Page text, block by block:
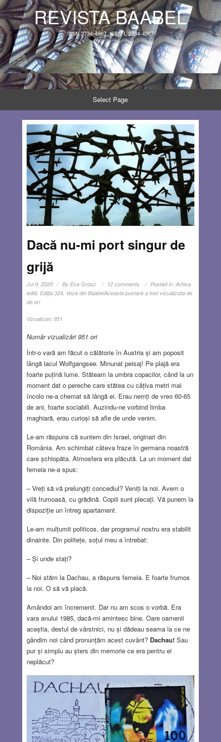
REVISTA BAABEL
ISSN 2734-4967, ISSN-L 2734-4967
Select Page
Dacă nu-mi port singur de
grijă
Jul 9, 2020 By Eva Grosz 12 comments Posted in: Arhiva
editii, Ediţia 324, Voce din BaabelAceasta postare a fost vizualizata de
de ori
Vizualizari: 951
Număr vizualizări 951 ori
Într-o vară am făcut o călătorie în Austria și am poposit
lângă lacul Wolfgangsee. Minunat peisaj! Pe plajă era
foarte puțină lume. Stăteam la umbra copacilor, când la un
moment dat o pereche care stătea cu câțiva metri mai
încolo ne-a chemat să lângă ei. Erau nemți de vreo 60-65
de ani, foarte sociabili. Auzindu-ne vorbind limba
maghiară, erau curioși să afle de unde venim.
Le-am răspuns că suntem din Israel, originari din
România. Am schimbat câteva fraze în germana noastră
care șchiopăta. Atmosfera era plăcută. La un moment dat
femeia ne-a spus:
– Vreți să vă prelungiți concediul? Veniți la noi. Avem o
vilă frumoasă, cu grădină. Copiii sunt plecați. Vă punem la
dispoziție un întreg apartament.
Le-am mulțumit politicos, dar programul nostru era stabilit
dinainte. Din politețe, soțul meu a întrebat:
– Și unde stați?
– Noi stăm la Dachau, a răspuns femeia. E foarte frumos
la noi. O să vă placă.
Amândoi am încremenit. Dar nu am scos o vorbă. Era
vara anului 1985, dacă-mi amintesc bine. Oare oamenii
aceștia, destul de vârstnici, nu și dădeau seama la ce ne
gândim noi când pronunțăm acest cuvânt? Dachau!Sau
pur și simplu au șters din memorie ce era pentru ei
neplăcut?